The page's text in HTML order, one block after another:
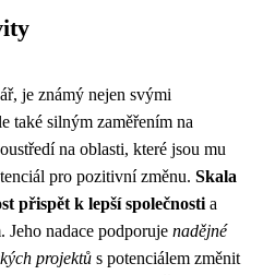
je známý nejen svými
také silným zaměřením na
na oblasti, které jsou mu
pro pozitivní změnu. Skala
přispět k lepší společnosti a
nadace podporuje nadějné
projektů s potenciálem změnit